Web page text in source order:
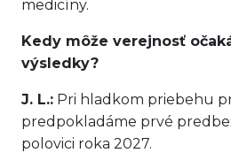
medicíny.
Kedy môže verejnosť
výsledky?
J. L.: Pri hladkom priebehu
predpokladáme prvé
polovici roka 2027.